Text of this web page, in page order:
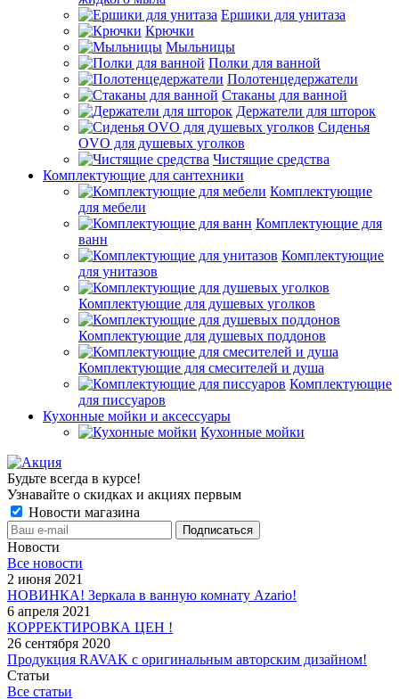
Ершики для унитаза
Крючки
Мыльницы
Полки для ванной
Полотенцедержатели
Стаканы для ванной
Держатели для шторок
Сиденья
OVO для душевых уголков
Чистящие средства
Комплектующие для сантехники
Комплектующие
для мебели
Комплектующие для
ванн
Комплектующие
для унитазов
Комплектующие для душевых уголков
Комплектующие для душевых поддонов
Комплектующие для смесителей и душа
Комплектующие
для писсуаров
Кухонные мойки и аксессуары
Кухонные мойки
Будьте всегда в курсе!
Узнавайте о скидках и акциях первым
Новости магазина
Новости
Все новости
2 июня 2021
НОВИНКА! Зеркала в ванную комнату Azario!
6 апреля 2021
КОРРЕКТИРОВКА ЦЕН !
26 сентября 2020
Продукция RAVAK с оригинальным авторским дизайном!
Статьи
Все статьи